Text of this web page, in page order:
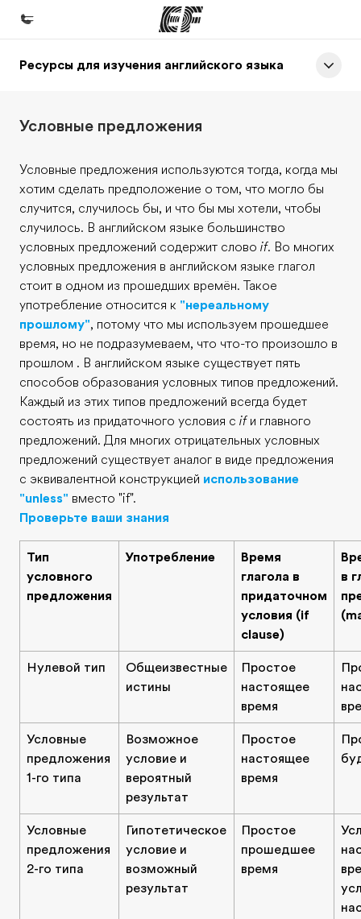
Главная
Программы
Офисы
Найти ближайший офис
О нас
Карьера
Ресурсы для изучения английского языка
Условные предложения
Условные предложения используются тогда, когда мы
хотим сделать предположение о том, что могло бы
случится, случилось бы, и что бы мы хотели, чтобы
случилось. В английском языке большинство
условных предложений содержит слово if. Во многих
условных предложения в английском языке глагол
стоит в одном из прошедших времён. Такое
употребление относится к "нереальному
прошлому", потому что мы используем прошедшее
время, но не подразумеваем, что что-то произошло в
прошлом . В английском языке существует пять
способов образования условных типов предложений.
Каждый из этих типов предложений всегда будет
состоять из придаточного условия с ifи главного
предложений. Для многих отрицательных условных
предложений существует аналог в виде предложения
с эквивалентной конструкцией использование
"unless" вместо "if".
Проверьте ваши знания
Тип
условного
предложения
Употребление
Время
глагола в
придаточном
условия (if
clause)
в
Нулевой тип
Общеизвестные
истины
Простое
настоящее
время
Условные
предложения
1-го типа
Возможное
условие и
вероятный
результат
Простое
настоящее
время
Условные
предложения
2-го типа
Гипотетическое
условие и
возможный
результат
Простое
прошедшее
время